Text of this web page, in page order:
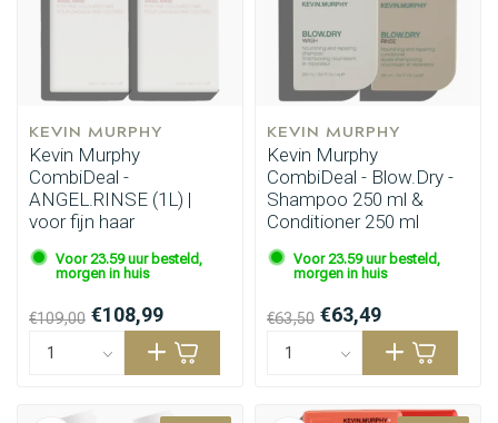
KEVIN MURPHY
Kevin Murphy
CombiDeal -
ANGEL.RINSE (1L) |
voor fijn haar
Voor 23.59 uur besteld,
morgen in huis
€109,00 €108,99
KEVIN MURPHY
Kevin Murphy
CombiDeal - Blow.Dry -
Shampoo 250 ml &
Conditioner 250 ml
Voor 23.59 uur besteld,
morgen in huis
€63,50 €63,49